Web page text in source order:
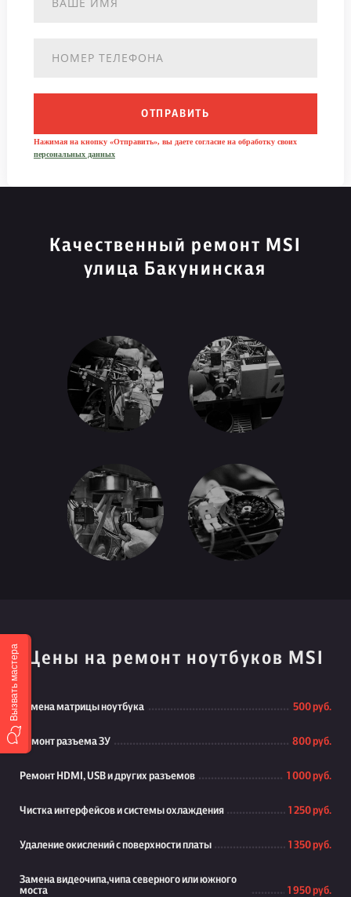
ОТПРАВИТЬ
Нажимая на кнопку «Отправить», вы даете согласие на обработку своих
персональных данных
Качественный ремонт MSI
улица Бакунинская
Цены на ремонт ноутбуков MSI
Замена матрицы ноутбука 500 руб.
Ремонт разъема ЗУ 800 руб.
Ремонт HDMI, USB и других разъемов 1 000 руб.
Чистка интерфейсов и системы охлаждения 1 250 руб.
Удаление окислений с поверхности платы 1 350 руб.
Замена видеочипа,чипа северного или южного
моста
1 950 руб.
Вызвать мастера